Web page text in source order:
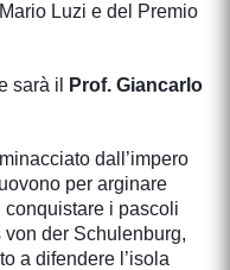
Luzi e del Premio
sarà il
Prof. Giancarlo
dall’impero
per arginare
conquistare i pascoli
der Schulenburg,
a difendere l’isola